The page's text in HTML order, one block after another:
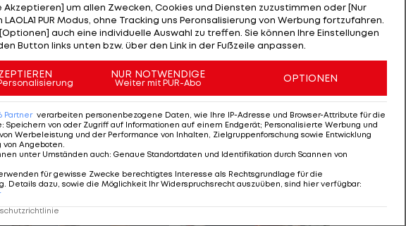
spielen. Das lässt der Offensivmann via
widerspricht dem Gerücht, wonach sich der
war gut") nicht zutraue. "Es ist sicher etwas
hier bestätigen und sich einfach noch ein Jahr
ist", so Klimesch bei LAOLA1. Huspek hatte ebenso
Akzeptieren] um allen Zwecken, Cookies und Diensten zuzustimmen oder [Nur
PUR Modus, ohne Tracking uns Peronsalisierung von Werbung fortzufahren.
auch eine individuelle Auswahl zu treffen. Sie können Ihre Einstellungen
Button links unten bzw. über den Link in der Fußzeile anpassen.
NUR NOTWENDIGE
Weiter mit PUR-Abo OPTIONEN
Partner verarbeiten personenbezogene Daten, wie Ihre IP-Adresse und Browser-Attribute für die
: Speichern von oder Zugriff auf Informationen auf einem Endgerät; Personalisierte Werbung und
Werbeleistung und der Performance von Inhalten, Zielgruppenforschung sowie Entwicklung
von Angeboten
unter Umständen auch: Genaue Standortdaten und Identifikation durch Scannen von
für gewisse Zwecke berechtigtes Interesse als Rechtsgrundlage für die
Details dazu, sowie die Möglichkeit Ihr Widerspruchsrecht auszuüben, sind hier verfügbar: